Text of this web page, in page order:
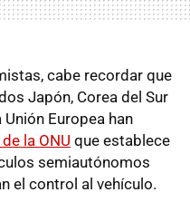
cabe recordar que
Japón, Corea del Sur
Europea han
la ONU que establece
semiautónomos
el control al vehículo.